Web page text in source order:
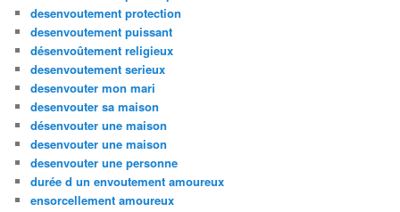
desenvoutement protection
desenvoutement puissant
désenvoûtement religieux
desenvoutement serieux
desenvouter mon mari
desenvouter sa maison
désenvouter une maison
desenvouter une maison
desenvouter une personne
durée d un envoutement amoureux
ensorcellement amoureux